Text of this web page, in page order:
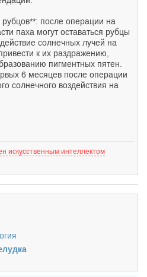
после операции на
паха могут оставаться рубцы
солнечных лучей на
к их раздражению,
пигментных пятен.
6 месяцев после операции
солнечного воздействия на
искусственным интеллектом